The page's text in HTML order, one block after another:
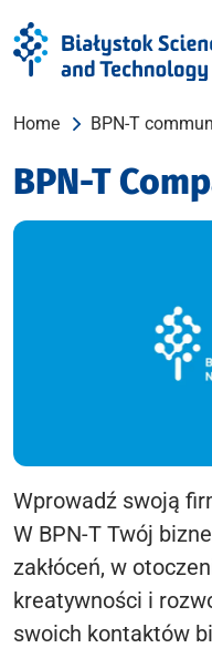
Home BPN-T
BPN-T
Wprowadź swoją
W BPN-T Twój
zakłóceń, w
kreatywności i
swoich kontaktów